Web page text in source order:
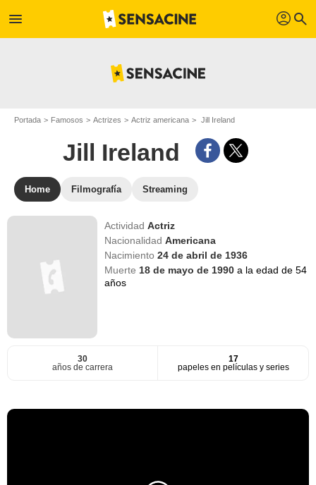
menu profil search
Portada Famosos Actrizes Actriz americana Jill Ireland
Jill Ireland
Home Filmografía Streaming
ActividadActriz
NacionalidadAmericana
Nacimiento24 de abril de 1936
Muerte 18 de mayo de 1990a la edad de 54
años
30
años de carrera
17
papeles en películas y series